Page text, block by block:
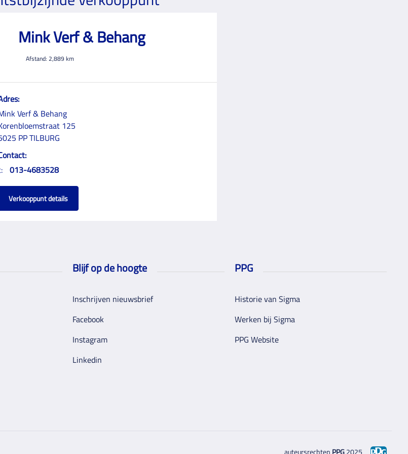
Mink Verf & Behang
Afstand: 2,889 km
Verf & Behang
125
PP TILBURG
013-4683528
Verkooppunt details
Blijf op de hoogte
Inschrijven nieuwsbrief
Facebook
Instagram
Linkedin
PPG
Historie van Sigma
Werken bij Sigma
PPG Website
auteursrechten PPG2025